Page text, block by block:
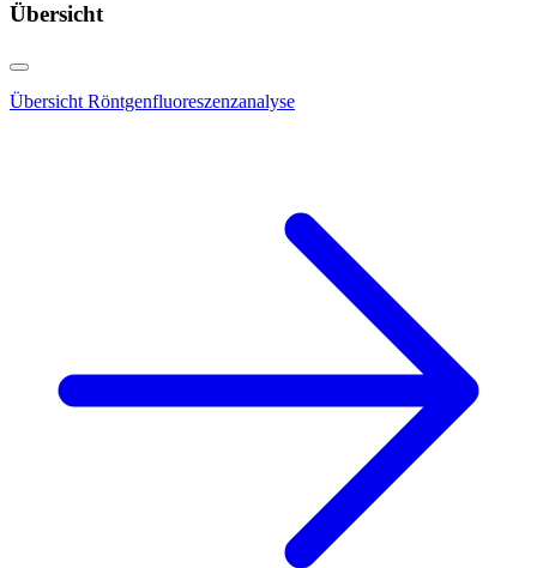
Übersicht
Übersicht Röntgenfluoreszenzanalyse